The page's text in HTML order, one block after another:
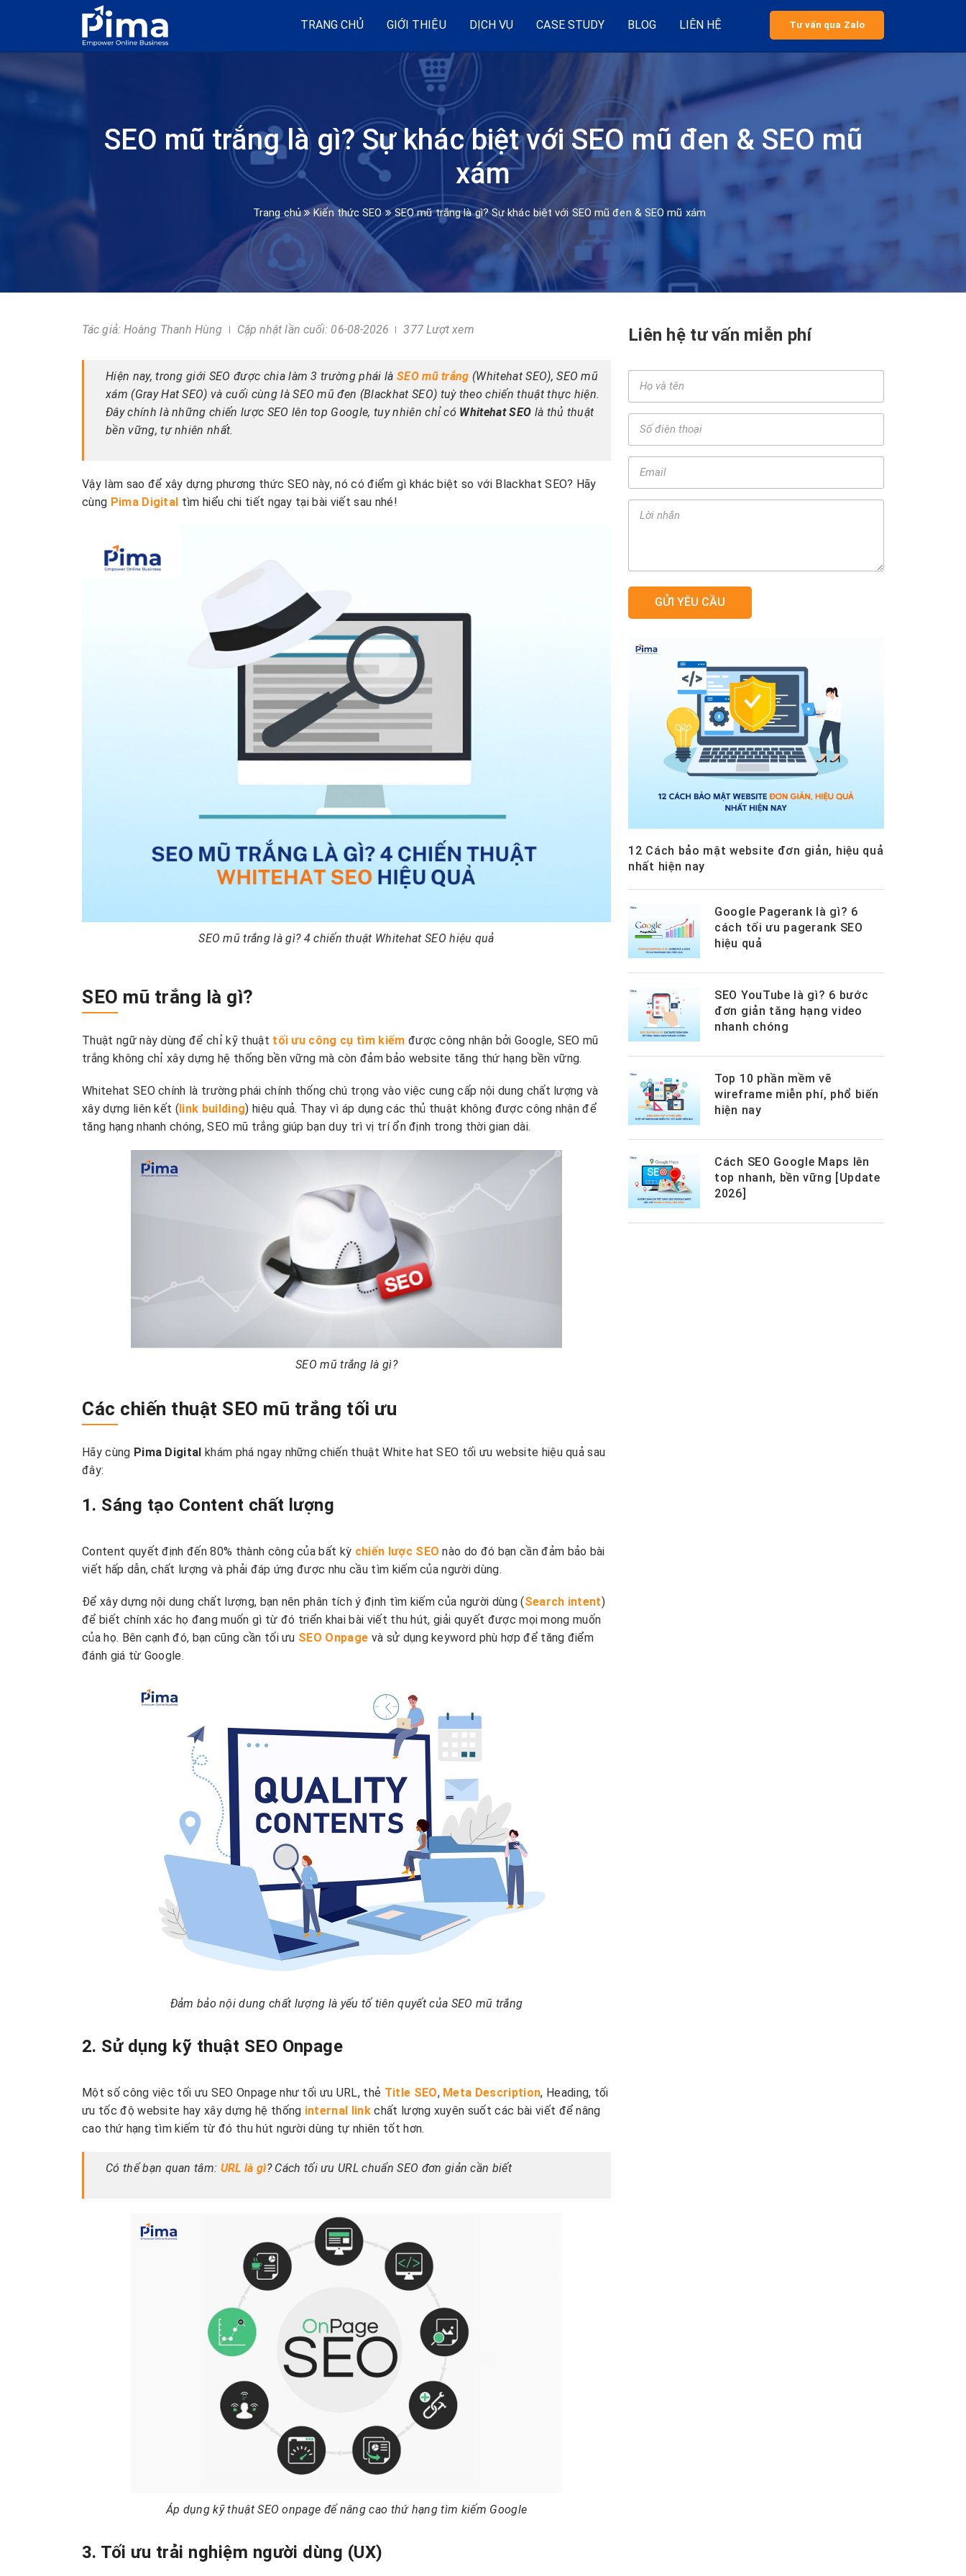
TRANG CHỦ GIỚI THIỆU DỊCH VỤ CASE STUDY BLOG LIÊN HỆ Tư vấn qua Zalo
SEO mũ trắng là gì? Sự khác biệt với SEO mũ đen & SEO mũ
xám
Trang chủ Kiến thức SEO SEO mũ trắng là gì? Sự khác biệt với SEO mũ đen & SEO mũ xám
Tác giả: Hoàng Thanh Hùng Cập nhật lần cuối: 06-08-2026 377 Lượt xem
Hiện nay, trong giới SEO được chia làm 3 trường phái là SEO mũ trắng (Whitehat SEO), SEO mũ
xám (Gray Hat SEO) và cuối cùng là SEO mũ đen (Blackhat SEO) tuỳ theo chiến thuật thực hiện.
Đây chính là những chiến lược SEO lên top Google, tuy nhiên chỉ có Whitehat SEO là thủ thuật
bền vững, tự nhiên nhất.
Vậy làm sao để xây dựng phương thức SEO này, nó có điểm gì khác biệt so với Blackhat SEO? Hãy
cùng Pima Digital tìm hiểu chi tiết ngay tại bài viết sau nhé!
SEO mũ trắng là gì? 4 chiến thuật Whitehat SEO hiệu quả
SEO mũ trắng là gì?
Thuật ngữ này dùng để chỉ kỹ thuật tối ưu công cụ tìm kiếm được công nhận bởi Google, SEO mũ
trắng không chỉ xây dựng hệ thống bền vững mà còn đảm bảo website tăng thứ hạng bền vững.
Whitehat SEO chính là trường phái chính thống chú trọng vào việc cung cấp nội dung chất lượng và
xây dựng liên kết (link building) hiệu quả. Thay vì áp dụng các thủ thuật không được công nhận để
tăng hạng nhanh chóng, SEO mũ trắng giúp bạn duy trì vị trí ổn định trong thời gian dài.
SEO mũ trắng là gì?
Các chiến thuật SEO mũ trắng tối ưu
Hãy cùng Pima Digital khám phá ngay những chiến thuật White hat SEO tối ưu website hiệu quả sau
đây:
1. Sáng tạo Content chất lượng
Content quyết định đến 80% thành công của bất kỳ chiến lược SEO nào do đó bạn cần đảm bảo bài
viết hấp dẫn, chất lượng và phải đáp ứng được nhu cầu tìm kiếm của người dùng.
Để xây dựng nội dung chất lượng, bạn nên phân tích ý định tìm kiếm của người dùng (Search intent)
để biết chính xác họ đang muốn gì từ đó triển khai bài viết thu hút, giải quyết được mọi mong muốn
của họ. Bên cạnh đó, bạn cũng cần tối ưu SEO Onpage và sử dụng keyword phù hợp để tăng điểm
đánh giá từ Google.
Đảm bảo nội dung chất lượng là yếu tố tiên quyết của SEO mũ trắng
2. Sử dụng kỹ thuật SEO Onpage
Một số công việc tối ưu SEO Onpage như tối ưu URL, thẻ Title SEO, Meta Description, Heading, tối
ưu tốc độ website hay xây dựng hệ thống internal linkchất lượng xuyên suốt các bài viết để nâng
cao thứ hạng tìm kiếm từ đó thu hút người dùng tự nhiên tốt hơn.
Có thể bạn quan tâm: URL là gì? Cách tối ưu URL chuẩn SEO đơn giản cần biết
Áp dụng kỹ thuật SEO onpage để nâng cao thứ hạng tìm kiếm Google
3. Tối ưu trải nghiệm người dùng (UX)
Liên hệ tư vấn miễn phí
12 Cách bảo mật website đơn giản, hiệu quả
nhất hiện nay
Google Pagerank là gì? 6
cách tối ưu pagerank SEO
hiệu quả
SEO YouTube là gì? 6 bước
đơn giản tăng hạng video
nhanh chóng
Top 10 phần mềm vẽ
wireframe miễn phí, phổ biến
hiện nay
Cách SEO Google Maps lên
top nhanh, bền vững [Update
2026]